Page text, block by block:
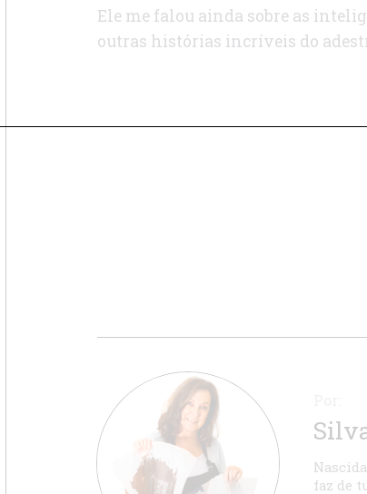
Ele me falou ainda sobre as
outras histórias incríveis do